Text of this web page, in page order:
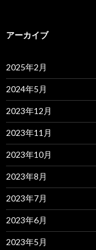
アーカイブ
2025年2月
2024年5月
2023年12月
2023年11月
2023年10月
2023年8月
2023年7月
2023年6月
2023年5月